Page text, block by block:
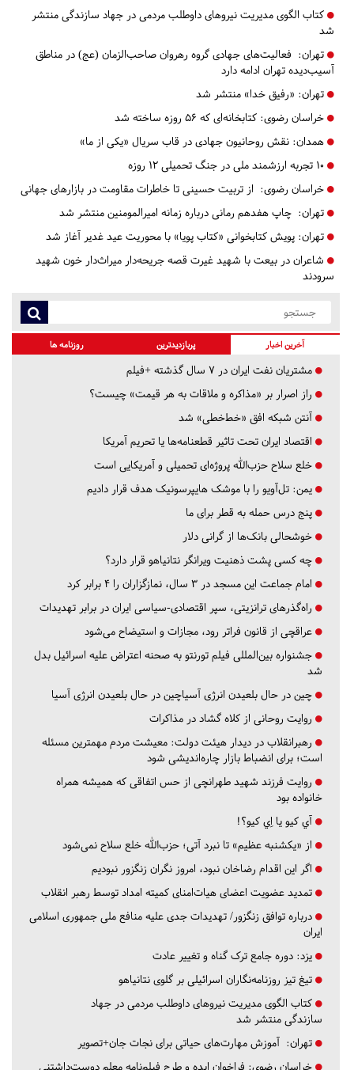
کتاب الگوی مدیریت نیروهای داوطلب مردمی در جهاد سازندگی منتشر
شد
تهران: فعالیت‌های جهادی گروه رهروان صاحب‌الزمان (عج) در مناطق
آسیب‌دیده تهران ادامه دارد
تهران: «رفیق خدا» منتشر شد
خراسان رضوی: کتابخانه‌ای که ۵۶ روزه ساخته شد
همدان: نقش روحانیون جهادی در قاب سریال «یکی از ما»
۱۰ تجربه ارزشمند ملی در جنگ تحمیلی ۱۲ روزه
خراسان رضوی: از تربیت حسینی تا خاطرات مقاومت در بازارهای جهانی
تهران: چاپ هفدهم رمانی درباره زمانه امیرالمومنین منتشر شد
تهران: پویش کتابخوانی «کتاب پویا» با محوریت عید غدیر آغاز شد
شاعران در بیعت با شهید غیرت قصه جریحه‌دار میراث‌دار خون شهید
سرودند
آخرین اخبار پربازدیدترین روزنامه ها
مشتریان نفت ایران در ۷ سال گذشته +فیلم
راز اصرار بر «مذاکره و ملاقات به هر قیمت» چیست؟
آنتن شبکه افق «خط‌خطی» شد
اقتصاد ایران تحت تاثیر قطعنامه‌ها یا تحریم‌ آمریکا
خلع سلاح حزب‌الله پروژه‌ای تحمیلی و آمریکایی است
یمن: تل‌آویو را با موشک هایپرسونیک هدف قرار دادیم
پنج درس‌ حمله به قطر برای ما
خوشحالی بانک‌ها از گرانی دلار
چه کسی پشت ذهنیت ویرانگر نتانیاهو قرار دارد؟
امام جماعت این مسجد در ۳ سال، نمازگزاران را ۴ برابر کرد
راه‌گذرهای ترانزیتی، سپر اقتصادی-سیاسی ایران در برابر تهدیدات
عراقچی از قانون فراتر رود، مجازات و استیضاح می‌شود
جشنواره بین‌المللی فیلم تورنتو به صحنه اعتراض علیه اسرائیل بدل
شد
چین در حال بلعیدن انرژی آسیاچین در حال بلعیدن انرژی آسیا
روایت روحانی از کلاه گشاد در مذاکرات
رهبرانقلاب در دیدار هیئت دولت: معیشت مردم مهمترین مسئله
است؛ برای انضباط بازار چاره‌اندیشی شود
روایت فرزند شهید طهرانچی از حس اتفاقی که همیشه همراه
خانواده بود
آي كيو يا اِي كيو؟!
از «یکشنبه عظیم» تا نبرد آتی؛ حزب‌الله خلع سلاح نمی‌شود
اگر این اقدام رضاخان نبود، امروز نگران زنگزور نبودیم
تمدید عضویت اعضای هیات‌امنای کمیته امداد توسط رهبر انقلاب
درباره توافق زنگزور/ تهدیدات جدی علیه منافع ملی جمهوری اسلامی
ایران
یزد: دوره جامع ترک گناه و تغییر عادت
تیغ تیز روزنامه‌نگاران اسرائیلی بر گلوی نتانیاهو
کتاب الگوی مدیریت نیروهای داوطلب مردمی در جهاد
سازندگی منتشر شد
تهران: آموزش مهارت‌های حیاتی برای نجات جان+تصویر
خراسان رضوی: فراخوان ایده و طرح فیلم‌نامه معلم دوست‌داشتنی